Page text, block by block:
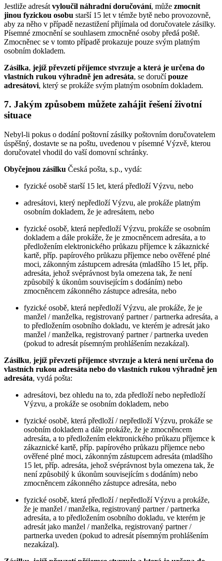
Jestliže adresát vyloučil náhradní doručování, může zmocnit
jinou fyzickou osobu starší 15 let v témže bytě nebo provozovně,
aby za něho v případě nezastižení přijímala od doručovatele zásilky.
Písemné zmocnění se souhlasem zmocněné osoby předá poště.
Zmocněnec se v tomto případě prokazuje pouze svým platným
osobním dokladem.
Zásilka, jejíž převzetí příjemce stvrzuje a která je určena do
vlastních rukou výhradně jen adresáta, se doručípouze
adresátovi, který se prokáže svým platným osobním dokladem.
7. Jakým způsobem můžete zahájit řešení životní
situace
Nebyl-li pokus o dodání poštovní zásilky poštovním doručovatelem
úspěšný, dostavte se na poštu, uvedenou v písemné Výzvě, kterou
doručovatel vhodil do vaší domovní schránky.
Obyčejnou zásilku Česká pošta, s.p., vydá:
fyzické osobě starší 15 let, která předloží Výzvu, nebo
adresátovi, který nepředloží Výzvu, ale prokáže platným
osobním dokladem, že je adresátem, nebo
fyzické osobě, která nepředloží Výzvu, prokáže se osobním
dokladem a dále prokáže, že je zmocněncem adresáta, a to
předložením elektronického průkazu příjemce k zákaznické
kartě, příp. papírového průkazu příjemce nebo ověřené plné
moci, zákonným zástupcem adresáta (mladšího 15 let, příp.
adresáta, jehož svéprávnost byla omezena tak, že není
způsobilý k úkonům souvisejícím s dodáním) nebo
zmocněncem zákonného zástupce adresáta, nebo
fyzické osobě, která nepředloží Výzvu, ale prokáže, že je
manžel / manželka, registrovaný partner / partnerka adresáta, a
to předložením osobního dokladu, ve kterém je adresát jako
manžel / manželka, registrovaný partner / partnerka uveden
(pokud to adresát písemným prohlášením nezakázal).
Zásilku, jejíž převzetí příjemce stvrzuje a která není určena do
vlastních rukou adresáta nebo do vlastních rukou výhradně jen
adresáta, vydá pošta:
adresátovi, bez ohledu na to, zda předloží nebo nepředloží
Výzvu, a prokáže se osobním dokladem, nebo
fyzické osobě, která předloží / nepředloží Výzvu, prokáže se
osobním dokladem a dále prokáže, že je zmocněncem
adresáta, a to předložením elektronického průkazu příjemce k
zákaznické kartě, příp. papírového průkazu příjemce nebo
ověřené plné moci, zákonným zástupcem adresáta (mladšího
15 let, příp. adresáta, jehož svéprávnost byla omezena tak, že
není způsobilý k úkonům souvisejícím s dodáním) nebo
zmocněncem zákonného zástupce adresáta, nebo
fyzické osobě, která předloží / nepředloží Výzvu a prokáže,
že je manžel / manželka, registrovaný partner / partnerka
adresáta, a to předložením osobního dokladu, ve kterém je
adresát jako manžel / manželka, registrovaný partner /
partnerka uveden (pokud to adresát písemným prohlášením
nezakázal).